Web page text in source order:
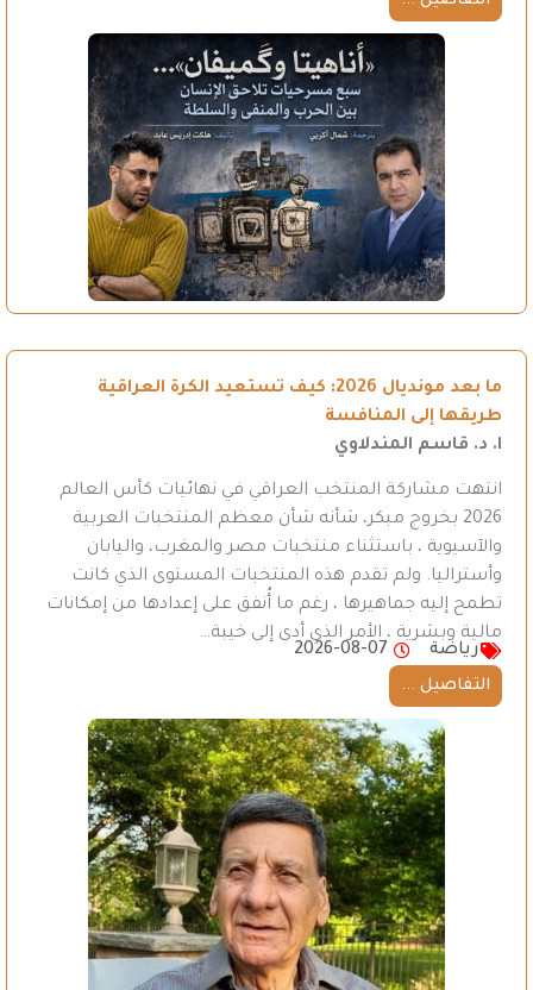
ما بعد مونديال 2026: كيف تستعيد الكرة العراقية
طريقها إلى المنافسة
ا. د. قاسم المندلاوي
انتهت مشاركة المنتخب العراقي في نهائيات كأس العالم
2026 بخروج مبكر، شأنه شأن معظم المنتخبات العربية
والآسيوية ، باستثناء منتخبات مصر والمغرب، واليابان
وأستراليا. ولم تقدم هذه المنتخبات المستوى الذي كانت
تطمح إليه جماهيرها ، رغم ما أُنفق على إعدادها من إمكانات
مالية وبشرية ، الأمر الذي أدى إلى خيبة…
رياضة
2026-08-07
التفاصيل ...